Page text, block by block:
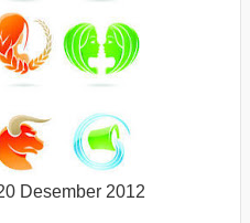
Desember 2012